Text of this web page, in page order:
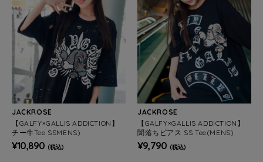
JACKROSE
【GALFY×GALLIS ADDICTION】
チー牛Tee SSMENS)
¥10,890 (税込)
JACKROSE
【GALFY×GALLIS ADDICTION】
闇落ちピアス SS Tee(MENS)
¥9,790 (税込)